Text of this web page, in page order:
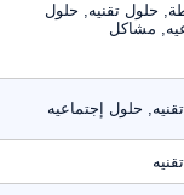
حلول تقنيه, حلول
مشاكل
حلول إجتماعيه